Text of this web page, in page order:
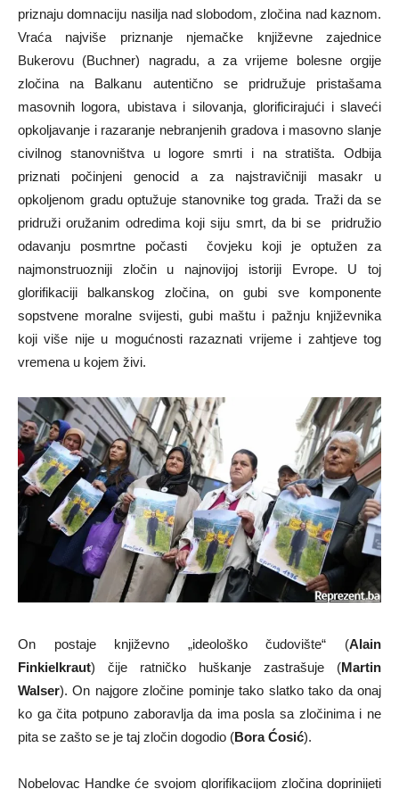
priznaju domnaciju nasilja nad slobodom, zločina nad kaznom.
Vraća najviše priznanje njemačke književne zajednice
Bukerovu (Buchner) nagradu, a za vrijeme bolesne orgije
zločina na Balkanu autentično se pridružuje pristašama
masovnih logora, ubistava i silovanja, glorificirajući i slaveći
opkoljavanje i razaranje nebranjenih gradova i masovno slanje
civilnog stanovništva u logore smrti i na stratišta. Odbija
priznati počinjeni genocid a za najstravičniji masakr u
opkoljenom gradu optužuje stanovnike tog grada. Traži da se
pridruži oružanim odredima koji siju smrt, da bi se pridružio
odavanju posmrtne počasti čovjeku koji je optužen za
najmonstruozniji zločin u najnovijoj istoriji Evrope. U toj
glorifikaciji balkanskog zločina, on gubi sve komponente
sopstvene moralne svijesti, gubi maštu i pažnju književnika
koji više nije u mogućnosti razaznati vrijeme i zahtjeve tog
vremena u kojem živi.
On postaje književno „ideološko čudovište“ (Alain
Finkielkraut) čije ratničko huškanje zastrašuje (Martin
Walser). On najgore zločine pominje tako slatko tako da onaj
ko ga čita potpuno zaboravlja da ima posla sa zločinima i ne
pita se zašto se je taj zločin dogodio (Bora Ćosić).
Nobelovac Handke će svojom glorifikacijom zločina doprinijeti